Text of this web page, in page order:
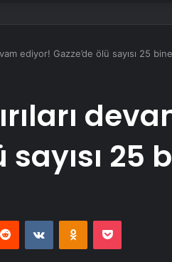
ediyor! Gazze’de ölü sayısı 25
sayısı 25
Reddit VKontakteOdnoklassniki
Pocket